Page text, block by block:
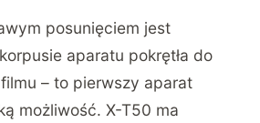
posunięciem jest
aparatu pokrętła do
– to pierwszy aparat
możliwość. X-T50 ma